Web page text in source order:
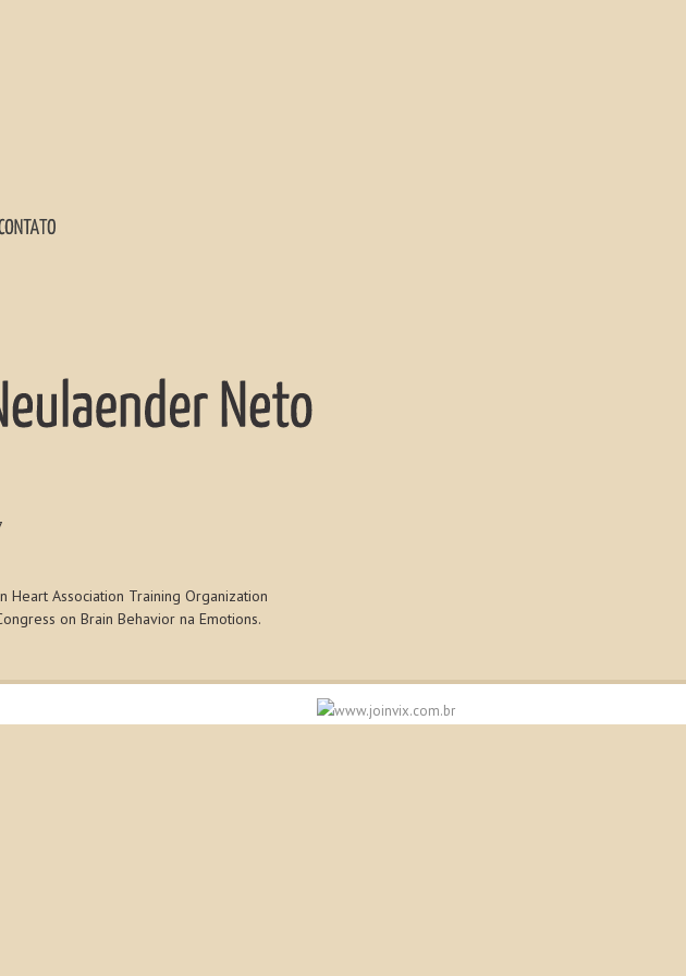
Heart Association Training Organization
on Brain Behavior na Emotions.